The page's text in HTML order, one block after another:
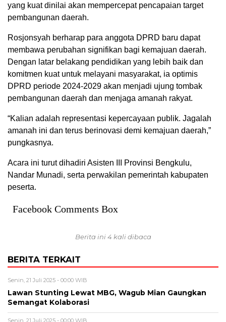
yang kuat dinilai akan mempercepat pencapaian target
pembangunan daerah.
Rosjonsyah berharap para anggota DPRD baru dapat
membawa perubahan signifikan bagi kemajuan daerah.
Dengan latar belakang pendidikan yang lebih baik dan
komitmen kuat untuk melayani masyarakat, ia optimis
DPRD periode 2024-2029 akan menjadi ujung tombak
pembangunan daerah dan menjaga amanah rakyat.
“Kalian adalah representasi kepercayaan publik. Jagalah
amanah ini dan terus berinovasi demi kemajuan daerah,”
pungkasnya.
Acara ini turut dihadiri Asisten III Provinsi Bengkulu,
Nandar Munadi, serta perwakilan pemerintah kabupaten
peserta.
Facebook Comments Box
Berita ini 4 kali dibaca
BERITA TERKAIT
Senin, 21 Juli 2025 - 00:00 WIB
Lawan Stunting Lewat MBG, Wagub Mian Gaungkan
Semangat Kolaborasi
Senin, 21 Juli 2025 - 00:00 WIB